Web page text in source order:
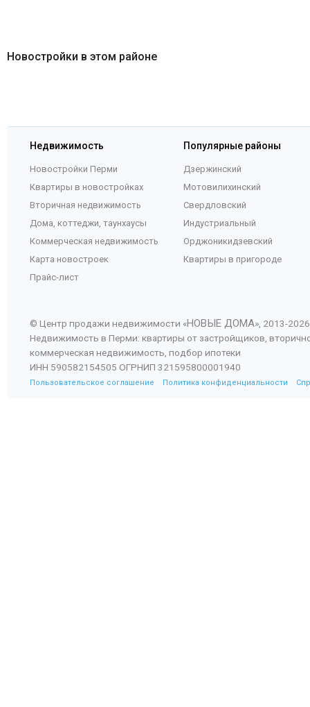
Новостройки в этом районе
Недвижимость
Новостройки Перми
Квартиры в новостройках
Вторичная недвижимость
Дома, коттеджи, таунхаусы
Коммерческая недвижимость
Карта новостроек
Прайс-лист
Популярные районы
Дзержинский
Мотовилихинский
Свердловский
Индустриальный
Орджоникидзевский
Квартиры в пригороде
© Центр продажи недвижимости «НОВЫЕ ДОМА», 2013-2026
Недвижимость в Перми: квартиры от застройщиков,
коммерческая недвижимость, подбор ипотеки
ИНН 590582154505 ОГРНИП 321595800001940
Пользовательское соглашение Политика конфиденциальности